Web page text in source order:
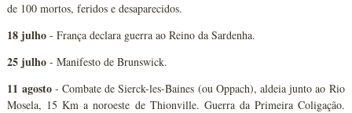
de 100 mortos, feridos e desaparecidos.
18 julho - França declara guerra ao Reino da Sardenha.
25 julho - Manifesto de Brunswick.
11 agosto- Combate de Sierck-les-Baines (ou Oppach), aldeia junto ao Rio
Mosela, 15 Km a noroeste de Thionville. Guerra da Primeira Coligação.